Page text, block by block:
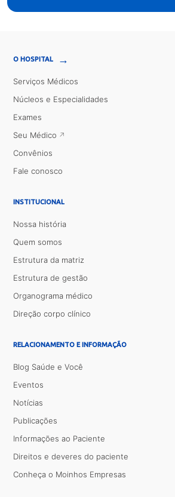
O HOSPITAL →
Serviços Médicos
Núcleos e Especialidades
Exames
Seu Médico
Convênios
Fale conosco
INSTITUCIONAL
Nossa história
Quem somos
Estrutura da matriz
Estrutura de gestão
Organograma médico
Direção corpo clínico
RELACIONAMENTO E INFORMAÇÃO
Blog Saúde e Você
Eventos
Notícias
Publicações
Informações ao Paciente
Direitos e deveres do paciente
Conheça o Moinhos Empresas